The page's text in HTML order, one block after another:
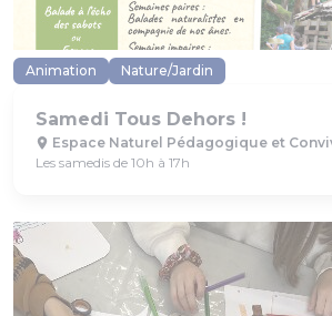
Animation Nature/Jardin
Samedi Tous Dehors !
Espace Naturel Pédagogique et
Les samedis de 10h à 17h